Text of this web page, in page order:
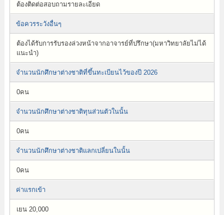
ต้องติดต่อสอบถามรายละเอียด
ข้อควรระวังอื่นๆ
ต้องได้รับการรับรองล่วงหน้าจากอาจารย์ที่ปรึกษา(มหาวิทยาลัยไม่ได้
แนะนำ)
จำนวนนักศึกษาต่างชาติที่ขึ้นทะเบียนไว้ของปี 2026
0คน
จำนวนนักศึกษาต่างชาติทุนส่วนตัวในนั้น
0คน
จำนวนนักศึกษาต่างชาติแลกเปลี่ยนในนั้น
0คน
ค่าแรกเข้า
เยน 20,000